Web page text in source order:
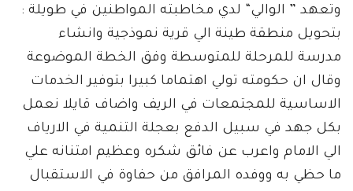
وتعهد ” الوالي“ لدي مخاطبته المواطنين في طويلة :
بتحويل منطقة طينة الي قرية نموذجية وانشاء
مدرسة للمرحلة للمتوسطة وفق الخطة الموضوعة
وقال ان حكومته تولي اهتماما كبيرا بتوفير الخدمات
الاساسية للمجتمعات في الريف واضاف قايلا نعمل
بكل جهد في سبيل الدفع بعجلة التنمية في الارياف
الي الامام واعرب عن فائق شكره وعظيم امتنانه علي
ما حظي به ووفده المرافق من حفاوة في الاستقبال